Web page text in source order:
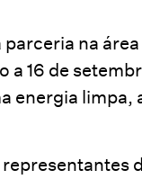
na
a 16 de
energia limpa,